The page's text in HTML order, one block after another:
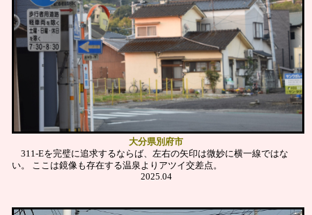
大分県別府市
311-Eを完璧に追求するならば、左右の矢印は微妙に横一線ではな
い。
ここは鏡像も存在する温泉よりアツイ交差点。
2025.04